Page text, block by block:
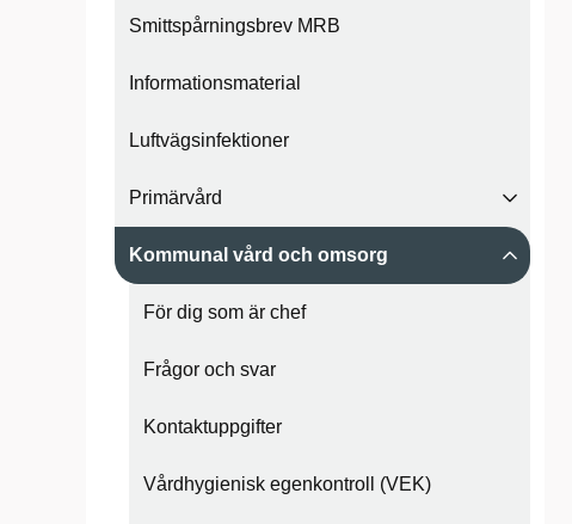
Smittspårningsbrev MRB
Informationsmaterial
Luftvägsinfektioner
Primärvård
Kommunal vård och omsorg
För dig som är chef
Frågor och svar
Kontaktuppgifter
Vårdhygienisk egenkontroll (VEK)